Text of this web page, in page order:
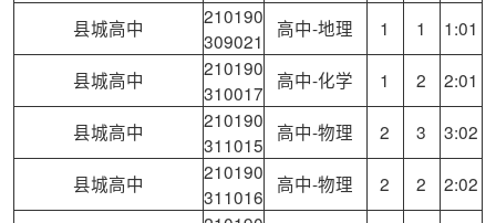
县城高中
210190
309021
高中-地理 1 1 1:01
县城高中
210190
310017
高中-化学 1 2 2:01
县城高中
210190
311015
高中-物理 2 3 3:02
县城高中
210190
311016
高中-物理 2 2 2:02